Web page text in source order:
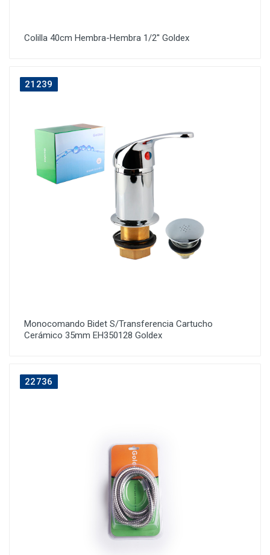
Colilla 40cm Hembra-Hembra 1/2'' Goldex
21239
Monocomando Bidet S/Transferencia Cartucho
Cerámico 35mm EH350128 Goldex
22736